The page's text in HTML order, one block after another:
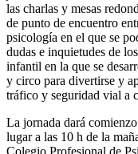
las charlas y mesas
de punto de encuentro
psicología en el que se
dudas e inquietudes de
infantil en la que se
y circo para divertirse y
tráfico y seguridad vial a
La jornada dará
lugar a las 10 h de la
Colegio Profesional de